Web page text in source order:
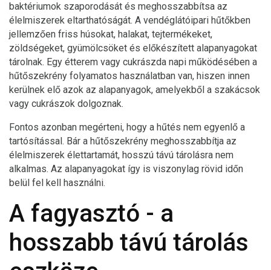
baktériumok szaporodását és meghosszabbítsa az
élelmiszerek eltarthatóságát. A vendéglátóipari hűtőkben
jellemzően friss húsokat, halakat, tejtermékeket,
zöldségeket, gyümölcsöket és előkészített alapanyagokat
tárolnak. Egy étterem vagy cukrászda napi működésében a
hűtőszekrény folyamatos használatban van, hiszen innen
kerülnek elő azok az alapanyagok, amelyekből a szakácsok
vagy cukrászok dolgoznak.
Fontos azonban megérteni, hogy a hűtés nem egyenlő a
tartósítással. Bár a hűtőszekrény meghosszabbítja az
élelmiszerek élettartamát, hosszú távú tárolásra nem
alkalmas. Az alapanyagokat így is viszonylag rövid időn
belül fel kell használni.
A fagyasztó - a
hosszabb távú tárolás